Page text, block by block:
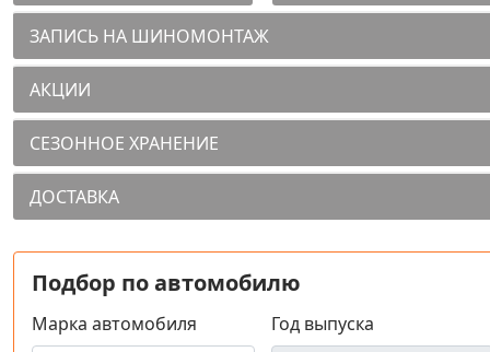
ЗАПИСЬ НА ШИНОМОНТАЖ
АКЦИИ
СЕЗОННОЕ ХРАНЕНИЕ
ДОСТАВКА
Подбор по автомобилю
Марка автомобиля Год выпуска